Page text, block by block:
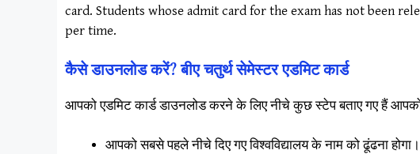
card. Students whose admit card for the exam has not been
per time.
कैसे डाउनलोड करें? बीए चतुर्थ सेमेस्टर एडमिट कार्ड
आपको एडमिट कार्ड डाउनलोड करने के लिए नीचे कुछ स्टेप बताए गए हैं
आपको सबसे पहले नीचे दिए गए विश्वविद्यालय के नाम को ढूंढना